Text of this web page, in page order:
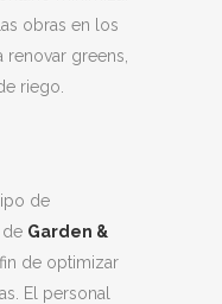
obras en los
greens,
riego.
de
Garden &
de optimizar
El personal